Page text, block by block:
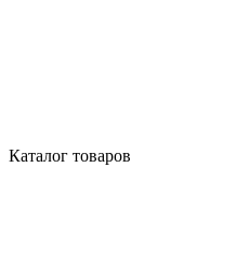
Каталог товаров